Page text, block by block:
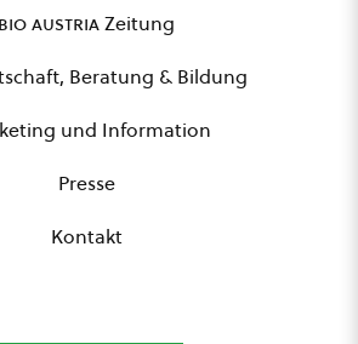
bio austriaZeitung
Beratung & Bildung
und Information
Presse
Kontakt